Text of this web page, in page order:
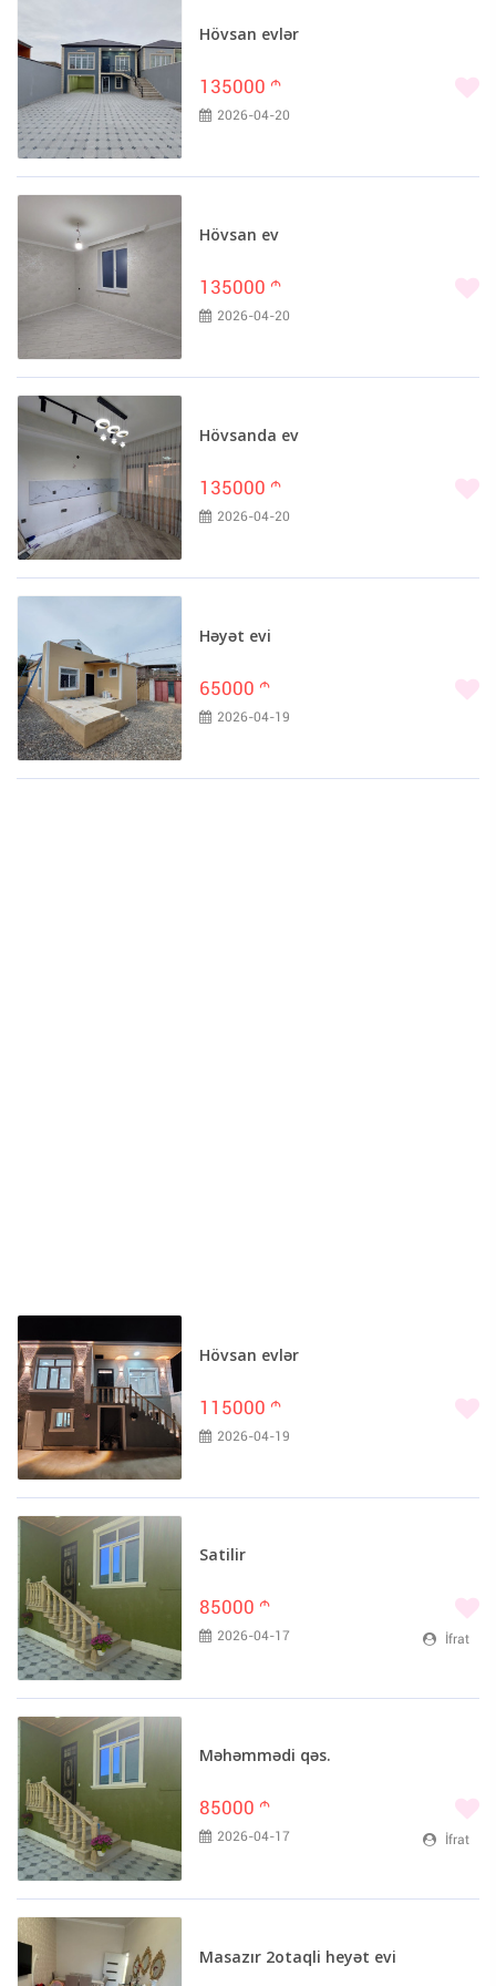
Hövsan evlər
135000 m
2026-04-20
Hövsan ev
135000 m
2026-04-20
Hövsanda ev
135000 m
2026-04-20
Həyət evi
65000 m
2026-04-19
Hövsan evlər
115000 m
2026-04-19
Satilir
85000 m
2026-04-17 İfrat
Məhəmmədi qəs.
85000 m
2026-04-17 İfrat
Masazır 2otaqli heyət evi